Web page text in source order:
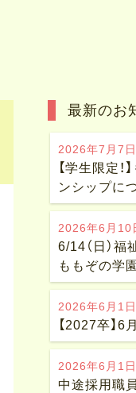
最新のお
2026年7月7日
【学生限定
ンシップに
2026年6月10
6/14（日）
ももぞの学
2026年6月1日
【2027卒】
2026年6月1日
中途採用職